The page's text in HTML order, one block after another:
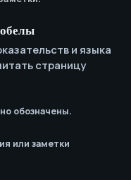
и языка
страницу
обозначены.
или заметки